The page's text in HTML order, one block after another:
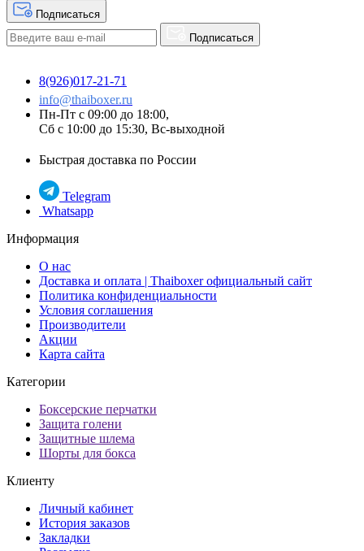
Подписаться
Подписаться
8(926)017-21-71
info@thaiboxer.ru
Пн-Пт с 09:00 до 18:00,
Сб с 10:00 до 15:30, Вс-выходной
Быстрая доставка по России
Telegram
Whatsapp
Информация
О нас
Доставка и оплата | Thaiboxer официальный сайт
Политика конфиденциальности
Условия соглашения
Производители
Акции
Карта сайта
Категории
Боксерские перчатки
Защита голени
Защитные шлема
Шорты для бокса
Клиенту
Личный кабинет
История заказов
Закладки